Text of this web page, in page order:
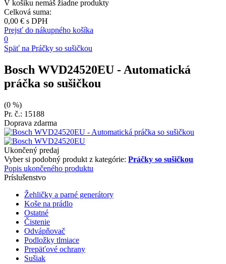
V košíku nemáš žiadne produkty
Celková suma:
0,00 € s DPH
Prejsť do nákupného košíka
0
Späť na Práčky so sušičkou
Bosch WVD24520EU - Automatická
práčka so sušičkou
(0 %)
Pr. č.: 15188
Doprava zdarma
Ukončený predaj
Vyber si podobný produkt z kategórie: Práčky so sušičkou
Popis ukončeného produktu
Príslušenstvo
Žehličky a parné generátory
Koše na prádlo
Ostatné
Čistenie
Odvápňovač
Podložky tlmiace
Prepäťové ochrany
Sušiak